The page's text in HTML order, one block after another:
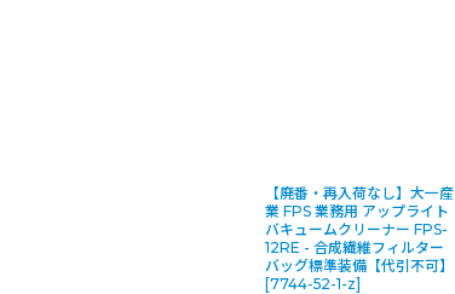
【廃番・再入荷なし】大一産
業 FPS 業務用 アップライト
バキュームクリーナー FPS-
12RE - 合成繊維フィルター
バッグ標準装備【代引不可】
[7744-52-1-z]